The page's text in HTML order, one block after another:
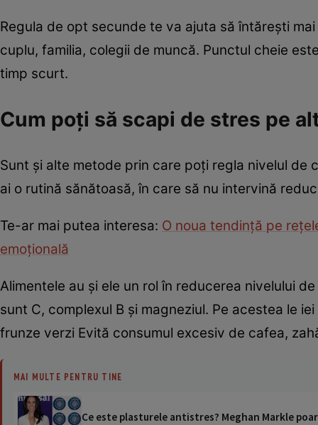
Regula de opt secunde te va ajuta să întărești
cuplu, familia, colegii de muncă. Punctul cheie
timp scurt.
Cum poţi să scapi de stres pe
Sunt şi alte metode prin care poți regla nivelul de
ai o rutină sănătoasă, în care să nu intervină
Te-ar mai putea interesa: O noua tendinţă pe
emoţională
Alimentele au şi ele un rol în reducerea nivelului
sunt C, complexul B și magneziul. Pe acestea le
frunze verzi Evită consumul excesiv de cafea,
MAI MULTE PENTRU TINE
Ce este plasturele antistres? Meghan Markle